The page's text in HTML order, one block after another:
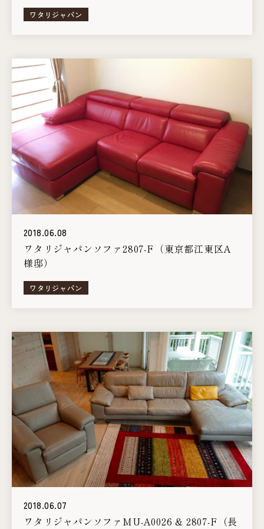
ワタリジャパン
2018.06.08
ワタリジャパンソファ2807-F（東京都江東区A
様邸）
ワタリジャパン
2018.06.07
ワタリジャパンソファMU-A0026 & 2807-F（長